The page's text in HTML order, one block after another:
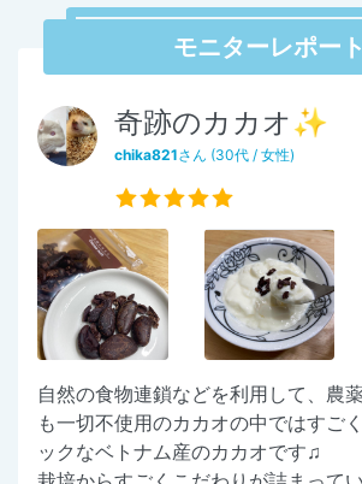
モニターレポート
奇跡のカカオ✨
chika821さん (30代 / 女性)
自然の食物連鎖などを利用して、農
も一切不使用のカカオの中ではすご
ックなベトナム産のカカオです♫